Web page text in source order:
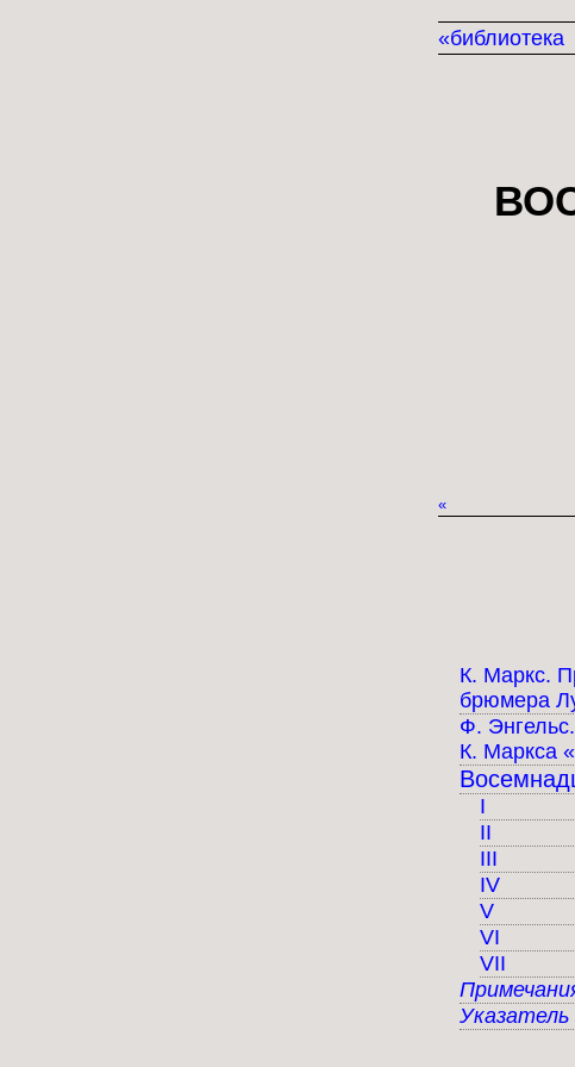
«библиотека
«
К. Маркс.
брюмера
Ф.
К. Маркса
I
II
III
IV
V
VI
VII
Указатель